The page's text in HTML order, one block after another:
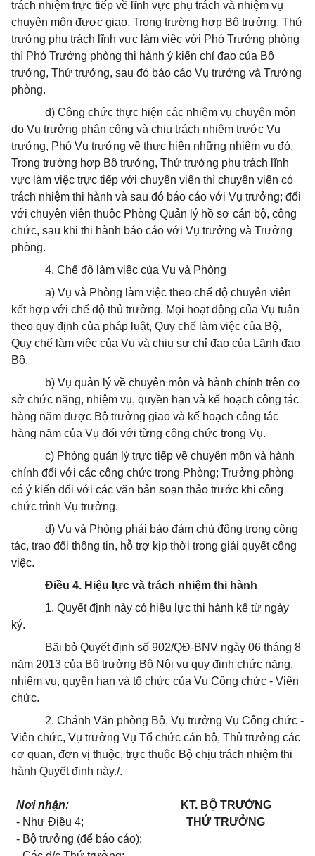
trách nhiệm trực tiếp về lĩnh vực phụ trách và nhiệm vụ
chuyên môn được giao. Trong trường hợp Bộ trưởng, Thứ
trưởng phụ trách lĩnh vực làm việc với Phó Trưởng phòng
thì Phó Trưởng phòng thi hành ý kiến chỉ đạo của Bộ
trưởng, Thứ trưởng, sau đó báo cáo Vụ trưởng và Trưởng
phòng.
d) Công chức thực hiện các nhiệm vụ chuyên môn
do Vụ trưởng phân công và chịu trách nhiệm trước Vụ
trưởng, Phó Vụ trưởng về thực hiện những nhiệm vụ đó.
Trong trường hợp Bộ trưởng, Thứ trưởng phụ trách lĩnh
vực làm việc trực tiếp với chuyên viên thì chuyên viên có
trách nhiệm thi hành và sau đó báo cáo với Vụ trưởng; đối
với chuyên viên thuộc Phòng Quản lý hồ sơ cán bộ, công
chức, sau khi thi hành báo cáo với Vụ trưởng và Trưởng
phòng.
4. Chế độ làm việc của Vụ và Phòng
a) Vụ và Phòng làm việc theo chế độ chuyên viên
kết hợp với chế độ thủ trưởng. Mọi hoạt động của Vụ tuân
theo quy định của pháp luật, Quy chế làm việc của Bộ,
Quy chế làm việc của Vụ và chịu sự chỉ đạo của Lãnh đạo
Bộ.
b) Vụ quản lý về chuyên môn và hành chính trên cơ
sở chức năng, nhiệm vụ, quyền hạn và kế hoạch công tác
hàng năm được Bộ trưởng giao và kế hoạch công tác
hàng năm của Vụ đối với từng công chức trong Vụ.
c) Phòng quản lý trực tiếp về chuyên môn và hành
chính đối với các công chức trong Phòng; Trưởng phòng
có ý kiến đối với các văn bản soạn thảo trước khi công
chức trình Vụ trưởng.
d) Vụ và Phòng phải bảo đảm chủ động trong công
tác, trao đổi thông tin, hỗ trợ kịp thời trong giải quyết công
việc.
Điều 4. Hiệu I ực và trách nhiệm thi hành
1. Quyết định này có hiệu lực thi hành kể từ ngày
ký.
Bãi bỏ Quyết định số 902/QĐ-BNV ngày 06 tháng 8
năm 2013 của Bộ trưởng Bộ Nội vụ quy định chức năng,
nhiệm vụ, quyền hạn và tổ chức của Vụ Công chức - Viên
chức.
2. Chánh Văn phòng Bộ, Vụ trưởng Vụ Công chức -
Viên chức, Vụ trưởng Vụ Tổ chức cán bộ, Thủ trưởng các
cơ quan, đơn vị thuộc, trực thuộc Bộ chịu trách nhiệm thi
hành Quyết định này./.
Nơi nhận:
- Như Điều 4;
- Bộ trưởng (để báo cáo);
KT. BỘ TRƯỞNG
THỨ TRƯỞNG